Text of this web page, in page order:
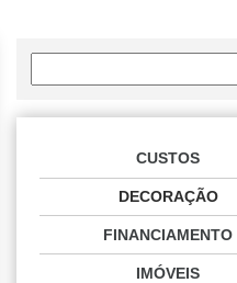
CUSTOS
DECORAÇÃO
FINANCIAMENTO
IMÓVEIS